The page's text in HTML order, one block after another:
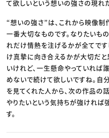
て欲しいという想いの強さの現れ
“想いの強さ”は、これから映像制
一番大切なものです。なりたいも
れだけ情熱を注げるかが全てです
け真摯に向き合えるかが大切だと
いけれど、一生懸命やっていれば
めないで続けて欲しいですね。自
を見てくれた人から、次の作品の
やりたいという気持ちが強ければ
す。